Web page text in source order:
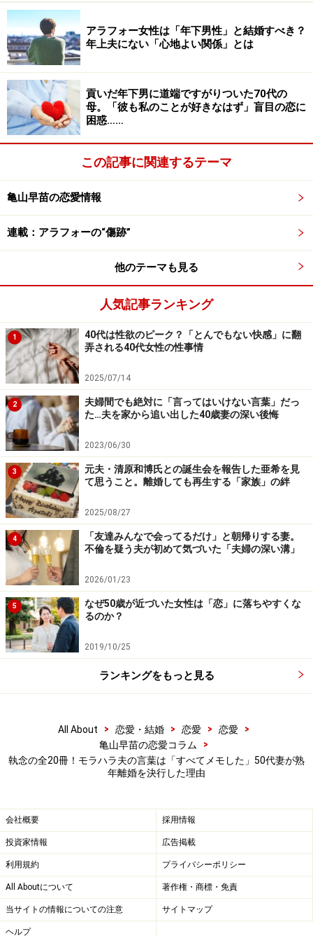
とアイコさんは言う。
「今は子どもたちにとって、いいパパになっています
が、私はあの時期の恨みを忘れていません。忘れたくて
も忘れられないんです。夫がいいパパぶりを見せれば見
せるほど、私のテンションは下がっていく感じ。信頼感
を取り戻す日が来るとは思えない」
子どもたちが巣立って夫婦ふたりきりになる日が来たと
き、自分が夫に冷たくしそうで怖いと彼女は言う。
どうしても我慢できなかった
半年前に夫に離婚届をつきつけたマサヨさん（56歳）。
結婚して28年たったところで思い切った行動をとった。
「双子の男の子と長女、3人の子どもたちが全員、社会
人になったので、もういいかと。ちょうど夫も定年にな
りましたし。夫は目玉が飛び出しそうな顔をしていまし
た。驚いたんでしょうね」
マサヨさんは笑うが、夫にしてみれば青天の霹靂だった
のだろう。
「双子を産んで育てている日々は本当に大変だった。夫
はまったく顧みてくれませんでしたね。あのころは週末
もゴルフだなんだと出かけていましたし。たまには子ど
ものめんどうを見てと言っても、ゴルフも仕事のうちだ
と。誰のおかげで、とは言わなかったけど、『オレが働
かなかったら困るよね。オレが元気で働くことが大事だ
よね』とたたみかけられたこともある。私が家事育児で
疲れ切っていても、『オレのメシは？』というタイプで
した。年とって自分が元気だったら、絶対に離婚してや
ると決めたんです」
トは20冊にも及ぶという。
長女が3歳になったころ、パートで仕事に出るようにな
を獲得した。夫は「妻が正社員になると税制上、不利
だ」と言ったが、マサヨさんは「アイデンティティの問
題」だと押し切った。
「産後の恨みは怖いと自分でも思いましたよ。どんなに
時間がたっても消えないから。確かに夫が元気で働いて
くれたから今がある。でも働きやすい環境を作ったのは
アラフォー女性は「年下男性」と結婚すべき？
年上夫にない「心地よい関係」とは
貢いだ年下男に道端ですがりついた70代の
母。「彼も私のことが好きなはず」盲目の恋に
困惑……
この記事に関連するテーマ
亀山早苗の恋愛情報
連載：アラフォーの“傷跡”
他のテーマも見る
人気記事ランキング
1
40代は性欲のピーク？「とんでもない快感」に翻
弄される40代女性の性事情
2025/07/14
2
夫婦間でも絶対に「言ってはいけない言葉」だっ
た…夫を家から追い出した40歳妻の深い後悔
2023/06/30
3
元夫・清原和博氏との誕生会を報告した亜希を見
て思うこと。離婚しても再生する「家族」の絆
2025/08/27
4
「友達みんなで会ってるだけ」と朝帰りする妻。
不倫を疑う夫が初めて気づいた「夫婦の深い溝」
2026/01/23
5
なぜ50歳が近づいた女性は「恋」に落ちやすくな
るのか？
2019/10/25
ランキングをもっと見る
All About > 恋愛・結婚 > 恋愛 > 恋愛
>
亀山早苗の恋愛コラム
>
執念の全20冊！モラハラ夫の言葉は「すべてメモした」50代妻が熟
年離婚を決行した理由
会社概要 採用情報
投資家情報 広告掲載
利用規約 プライバシーポリシー
All Aboutについて 著作権・商標・免責
当サイトの情報についての注意 サイトマップ
ヘルプ